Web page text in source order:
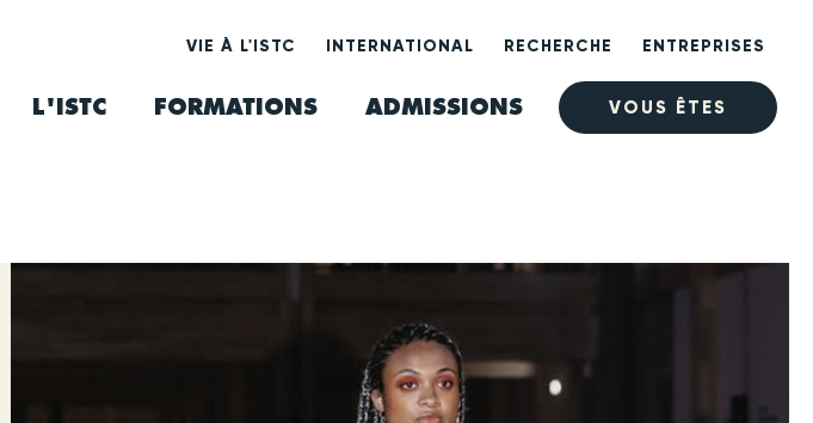
VIE À L'ISTC INTERNATIONAL RECHERCHE ENTREPRISES
L'ISTC FORMATIONS ADMISSIONS VOUS ÊTES